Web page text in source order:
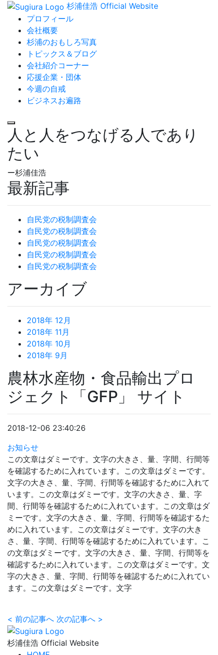
杉浦佳浩 Official Website
プロフィール
会社概要
杉浦のおもしろ写真
トピックス＆ブログ
会社紹介コーナー
応援企業・団体
今週の自戒
ビジネスお遍路
人と人をつなげる人であり
たい
ー杉浦佳浩
最新記事
自民党の税制調査会
自民党の税制調査会
自民党の税制調査会
自民党の税制調査会
自民党の税制調査会
アーカイブ
2018年 12月
2018年 11月
2018年 10月
2018年 9月
農林水産物・食品輸出プロ
ジェクト「GFP」 サイト
2018-12-06 23:40:26
お知らせ
この文章はダミーです。文字の大きさ、量、字間、行間等
を確認するために入れています。この文章はダミーです。
文字の大きさ、量、字間、行間等を確認するために入れて
います。この文章はダミーです。文字の大きさ、量、字
間、行間等を確認するために入れています。この文章はダ
ミーです。文字の大きさ、量、字間、行間等を確認するた
めに入れています。この文章はダミーです。文字の大き
さ、量、字間、行間等を確認するために入れています。こ
の文章はダミーです。文字の大きさ、量、字間、行間等を
確認するために入れています。この文章はダミーです。文
字の大きさ、量、字間、行間等を確認するために入れてい
ます。この文章はダミーです。文字
< 前の記事へ 次の記事へ >
杉浦佳浩 Official Website